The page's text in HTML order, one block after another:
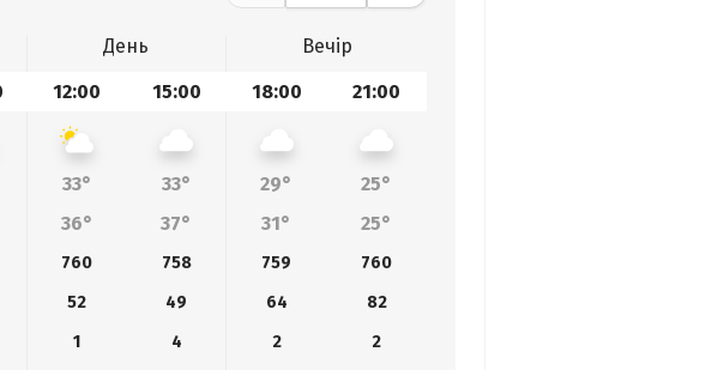
День
Вечір
12:00 15:00 18:00 21:00
33° 33° 29°
25°
36° 37° 31° 25°
760 758 759
760
52 49 64
82
1 4 2
2